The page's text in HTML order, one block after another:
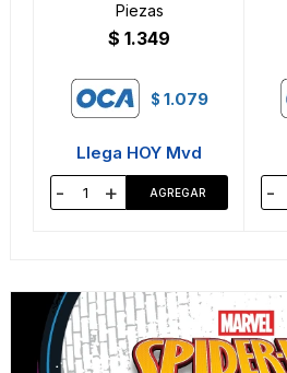
Piezas
$ 1.349
$ 1.079
Llega HOY Mvd
- + -